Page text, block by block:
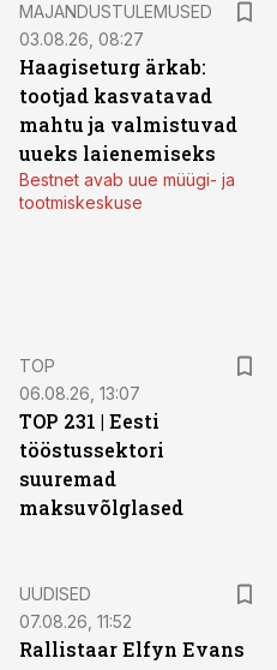
MAJANDUSTULEMUSED
03.08.26, 08:27
Haagiseturg ärkab:
tootjad kasvatavad
mahtu ja valmistuvad
uueks laienemiseks
Bestnet avab uue müügi- ja
tootmiskeskuse
TOP
06.08.26, 13:07
TOP 231 | Eesti
tööstussektori
suuremad
maksuvõlglased
UUDISED
07.08.26, 11:52
Rallistaar Elfyn Evans